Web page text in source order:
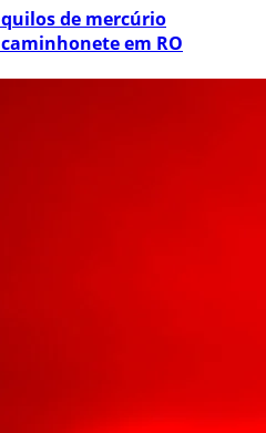
quilos de mercúrio
em RO